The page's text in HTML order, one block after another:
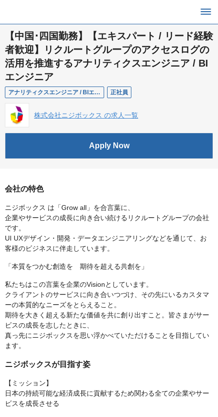
【中国･四国勤務】【エキスパート / リード経験
者歓迎】リクルートグループのアクセスログの
活用を推進するアナリティクスエンジニア / BI
エンジニア
アナリティクスエンジニア / BIエンジニア 正社員
株式会社ニジボックス の求人一覧
Apply Now
会社の特色
ニジボックス は「Grow all」を合言葉に、
企業やサービスの成長に向き合い続けるリクルートグループの会社
です。
UI UXデザイン・開発・データエンジニアリングなどを通じて、お
客様のビジネスに伴走しています。
「本質をつかむ創造を 期待を超える共創を」
私たちはこの言葉を企業のVisionとしています。
クライアントのサービスに向き合いつづけ、その先にいるカスタマ
ーの本質的なニーズをとらえること。
期待を大きく超える新たな価値を共に創り出すこと。皆さまがサー
ビスの成長を志したときに、
真っ先にニジボックスを思い浮かべていただけることを目指してい
ます。
ニジボックスが目指す姿
【ミッション】
⽇本の持続可能な経済成⻑に貢献するため関わる全ての企業やサー
ビスを成⻑させる